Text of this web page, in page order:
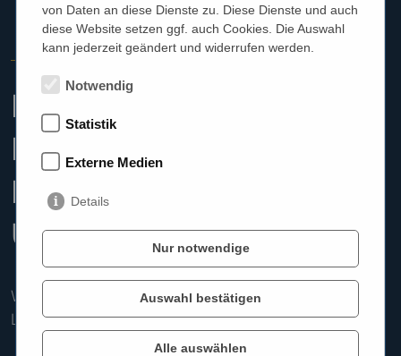
HERZLICH WILLKOMMEN
Hörgeräte Reichart ist
Ihr Hörakustiker in
München und
Umgebung.
Wir helfen Ihnen, besser zu hören und Ihre
Lebensqualität zu steigern.
von Daten an diese Dienste zu. Diese Dienste und auch
diese Website setzen ggf. auch Cookies. Die Auswahl
kann jederzeit geändert und widerrufen werden.
Notwendig
Statistik
Externe Medien
Details
Nur notwendige
Auswahl bestätigen
Alle auswählen